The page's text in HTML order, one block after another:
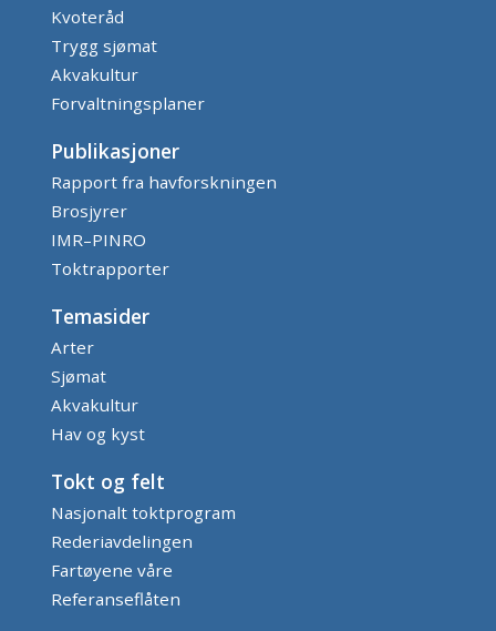
Kvoteråd
Trygg sjømat
Akvakultur
Forvaltningsplaner
Publikasjoner
Rapport fra havforskningen
Brosjyrer
IMR–PINRO
Toktrapporter
Temasider
Arter
Sjømat
Akvakultur
Hav og kyst
Tokt og felt
Nasjonalt toktprogram
Rederiavdelingen
Fartøyene våre
Referanseflåten